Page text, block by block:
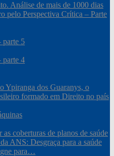
Análise de mais de 1000 dias
pelo Perspectiva Crítica – Parte
parte 5
parte 4
Ypiranga dos Guaranys, o
formado em Direito no país
coberturas de planos de saúde
ANS: Desgraça para a saúde
para…